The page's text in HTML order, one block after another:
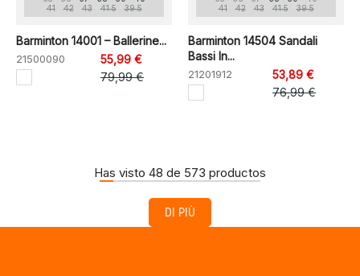
41
42 43 41.5 39.5
Barminton 14001 – Ballerine...
21500090
55,99 €
79,99 €
41
42 43 41.5 39.5
Barminton 14504 Sandali
Bassi In...
21201912
53,89 €
76,99 €
Has visto 48 de 573 productos
DI PIÙ